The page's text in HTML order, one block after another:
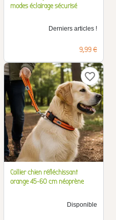
modes éclairage sécurisé
Derniers articles !
Prix
9,99 €
favorite_border
Collier chien réfléchissant
orange 45-60 cm néoprène
Disponible